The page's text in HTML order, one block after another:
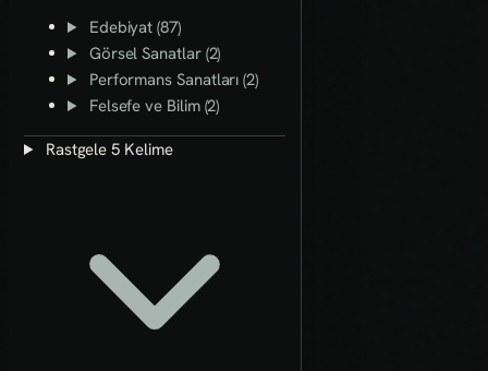
Edebiyat (87)
Görsel Sanatlar (2)
Performans Sanatları (2)
Felsefe ve Bilim (2)
Rastgele 5 Kelime